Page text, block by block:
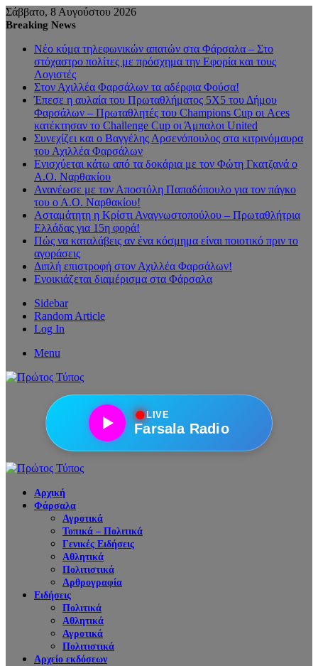
Σάββατο, 8 Αυγούστου 2026
Breaking News
Νέο κύμα τηλεφωνικών απατών στα Φάρσαλα – Στο
στόχαστρο πολίτες με πρόσχημα την Εφορία και τους
Λογιστές
Στον Αχιλλέα Φαρσάλων τα αδέρφια Φούσα!
Έπεσε η αυλαία του Πρωταθλήματος 5Χ5 του Δήμου
Φαρσάλων – Πρωταθλητές του Champions Cup οι Aces
κατέκτησαν το Challenge Cup οι Άμπαλοι United
Συνεχίζει και ο Βαγγέλης Αρσενόπουλος στα κιτρινόμαυρα
του Αχιλλέα Φαρσάλων
Ενισχύεται κάτω από τα δοκάρια με τον Φώτη Γκατζανά ο
Α.Ο. Ναρθακίου
Ανανέωσε με τον Αποστόλη Παπαδόπουλο για τον πάγκο
του ο Α.Ο. Ναρθακίου!
Ασταμάτητη η Κρίστι Αναγνωστοπούλου – Πρωταθλήτρια
Ελλάδας για 15η φορά!
Πώς να καταλάβεις αν ένα κόσμημα είναι ποιοτικό πριν το
αγοράσεις
Διπλή επιστροφή στον Αχιλλέα Φαρσάλων!
Ενοικιάζεται διαμέρισμα στα Φάρσαλα
Sidebar
Random Article
Log In
Menu
●LIVE
Farsala Radio
Αρχική
Φάρσαλα
Αγροτικά
Τοπικά – Πολιτικά
Γενικές Ειδήσεις
Αθλητικά
Πολιτιστικά
Αρθρογραφία
Ειδήσεις
Πολιτικά
Αθλητικά
Αγροτικά
Πολιτιστικά
Αρχείο εκδόσεων